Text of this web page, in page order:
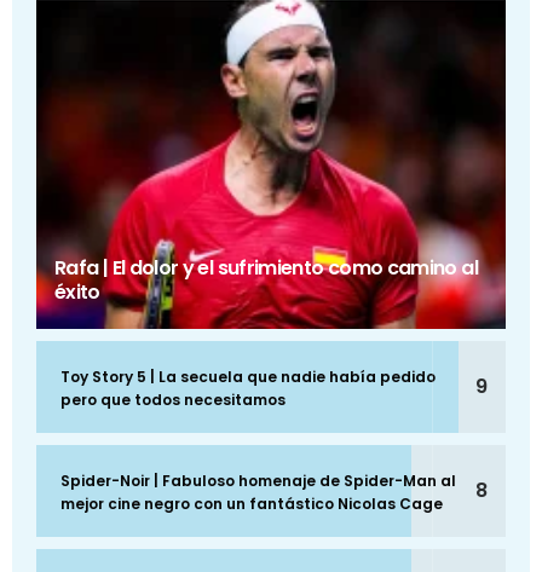
Rafa | El dolor y el sufrimiento como camino al
éxito
Toy Story 5 | La secuela que nadie había pedido
pero que todos necesitamos
9
Spider-Noir | Fabuloso homenaje de Spider-Man al
mejor cine negro con un fantástico Nicolas Cage
8